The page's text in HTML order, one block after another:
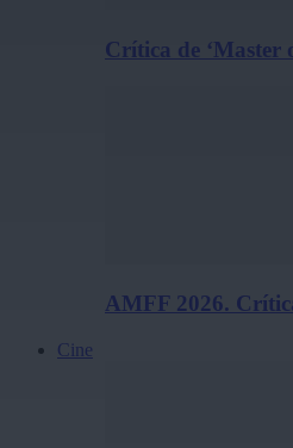
Crítica de ‘Master
AMFF 2026.
Cine